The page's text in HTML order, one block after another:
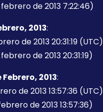
de 2013 7:22:46)
2013:
de 2013 20:31:19 (UTC)
de 2013 20:31:19)
2013:
de 2013 13:57:36 (UTC)
de 2013 13:57:36)